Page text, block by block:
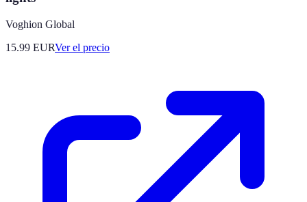
Voghion Global
15.99 EURVer el precio